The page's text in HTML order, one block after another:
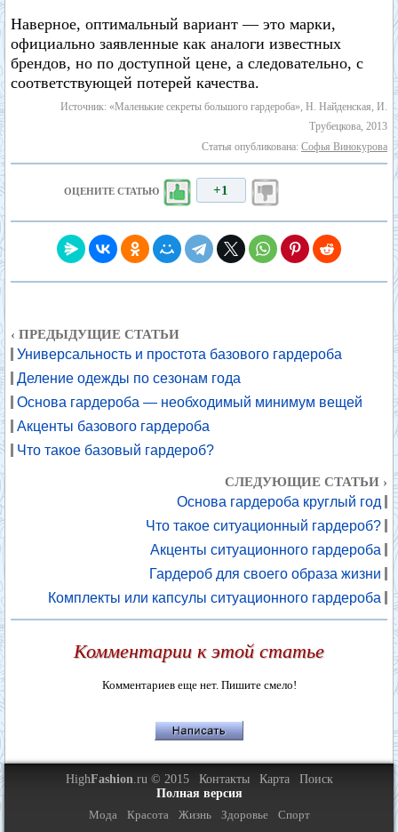
Наверное, оптимальный вариант — это марки,
официально заявленные как аналоги известных
брендов, но по доступной цене, а следовательно, с
соответствующей потерей качества.
Источник: «Маленькие секреты большого гардероба», Н. Найденская, И.
Трубецкова, 2013
Статья опубликована: Софья Винокурова
ОЦЕНИТЕ СТАТЬЮ +1
‹ ПРЕДЫДУЩИЕ СТАТЬИ
Универсальность и простота базового гардероба
Деление одежды по сезонам года
Основа гардероба — необходимый минимум вещей
Акценты базового гардероба
Что такое базовый гардероб?
СЛЕДУЮЩИЕ СТАТЬИ ›
Основа гардероба круглый год
Что такое ситуационный гардероб?
Акценты ситуационного гардероба
Гардероб для своего образа жизни
Комплекты или капсулы ситуационного гардероба
Комментарии к этой статье
Комментариев еще нет. Пишите смело!
HighFashion.ru © 2015 Контакты Карта
Поиск
Полная версия
Мода
Красота Жизнь Здоровье Спорт